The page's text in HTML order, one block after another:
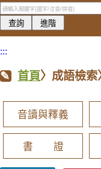
:::
首頁〉成語檢索
音讀與釋義
書 證